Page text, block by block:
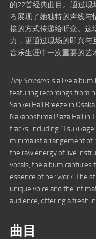
的22首经典曲目。通过
ろ展现了她独特的声线与
接的方式传递给听众。这
力，更通过现场的即兴
音乐生涯中一次重要的艺
Tiny Screamsis a live album
featuring recordings from
Sankei Hall Breeze in
Nakanoshima Plaza Hall in
tracks, including
minimalist arrangement of
the raw energy of live
vocals, the album
essence of her work. The
unique voice and the
audience, offering a fresh
曲目